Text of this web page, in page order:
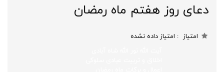
دعای روز هفتم ماه رمضان
امتیاز امتیاز داده نشده